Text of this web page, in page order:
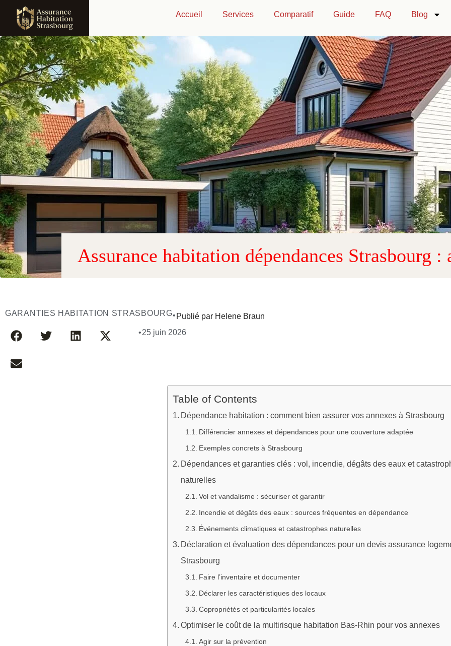
Accueil Services Comparatif Guide FAQ Blog
Assurance habitation dépendances Strasbourg :
GARANTIES HABITATION STRASBOURG• Publié par Helene Braun
•25 juin 2026
Table of Contents
Dépendance habitation : comment bien assurer vos annexes à Strasbourg
Différencier annexes et dépendances pour une couverture adaptée
Exemples concrets à Strasbourg
Dépendances et garanties clés : vol, incendie, dégâts des eaux et
naturelles
Vol et vandalisme : sécuriser et garantir
Incendie et dégâts des eaux : sources fréquentes en dépendance
Événements climatiques et catastrophes naturelles
Déclaration et évaluation des dépendances pour un devis assurance
Strasbourg
Faire l’inventaire et documenter
Déclarer les caractéristiques des locaux
Copropriétés et particularités locales
Optimiser le coût de la multirisque habitation Bas-Rhin pour vos annexes
Agir sur la prévention